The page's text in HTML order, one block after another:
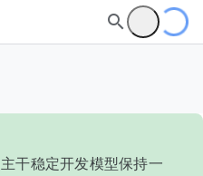
干稳定开发模型保持一